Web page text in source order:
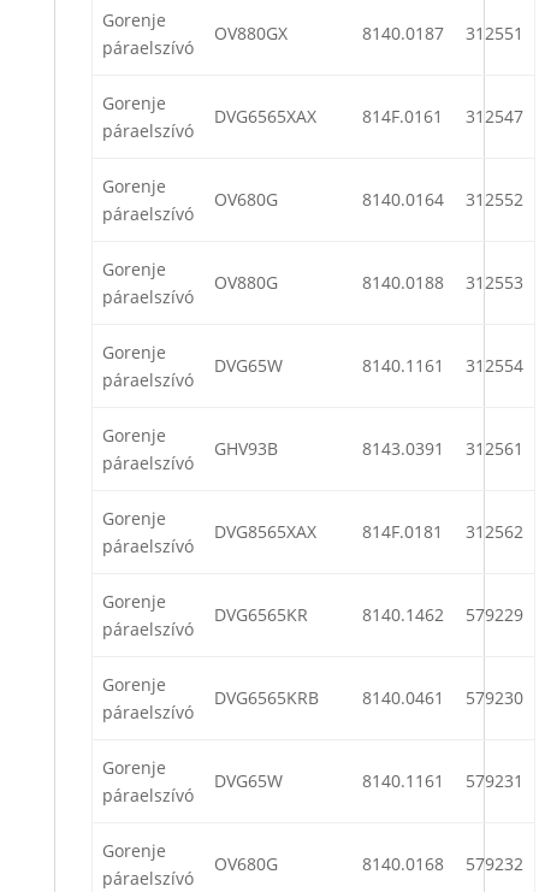
Gorenje
páraelszívó
OV880GX 8140.0187 312551
Gorenje
páraelszívó
DVG6565XAX 814F.0161 312547
Gorenje
páraelszívó
OV680G 8140.0164 312552
Gorenje
páraelszívó
OV880G 8140.0188 312553
Gorenje
páraelszívó
DVG65W 8140.1161 312554
Gorenje
páraelszívó
GHV93B 8143.0391 312561
Gorenje
páraelszívó
DVG8565XAX 814F.0181 312562
Gorenje
páraelszívó
DVG6565KR 8140.1462 579229
Gorenje
páraelszívó
DVG6565KRB 8140.0461 579230
Gorenje
páraelszívó
DVG65W 8140.1161 579231
Gorenje
páraelszívó
OV680G 8140.0168 579232